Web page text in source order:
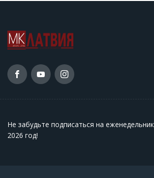
Не забудьте подписаться на
2026 год!